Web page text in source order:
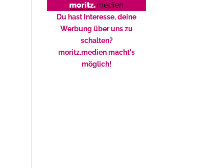
Du hast Interesse, deine
Werbung über uns zu
schalten?
moritz.medien macht's
möglich!